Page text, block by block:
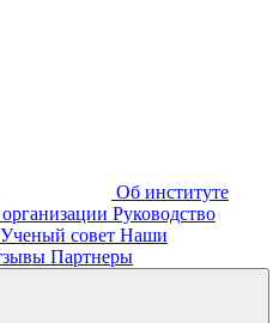
Об институте
Руководство
Ученый совет Наши
Партнеры